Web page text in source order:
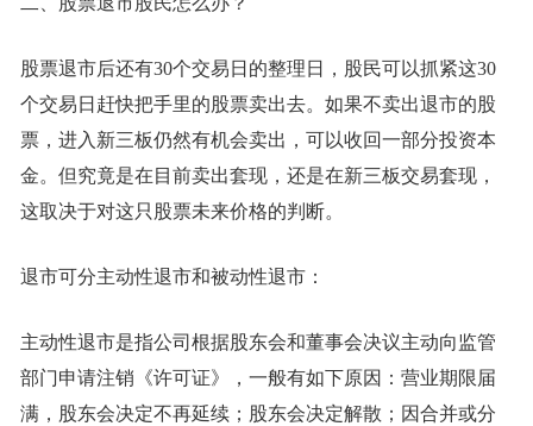
股票退市后还有30个交易日的整理日，股民可以抓紧这30
个交易日赶快把手里的股票卖出去。如果不卖出退市的股
票，进入新三板仍然有机会卖出，可以收回一部分投资本
金。但究竟是在目前卖出套现，还是在新三板交易套现，
这取决于对这只股票未来价格的判断。
退市可分主动性退市和被动性退市：
主动性退市是指公司根据股东会和董事会决议主动向监管
部门申请注销《许可证》，一般有如下原因：营业期限届
满，股东会决定不再延续；股东会决定解散；因合并或分